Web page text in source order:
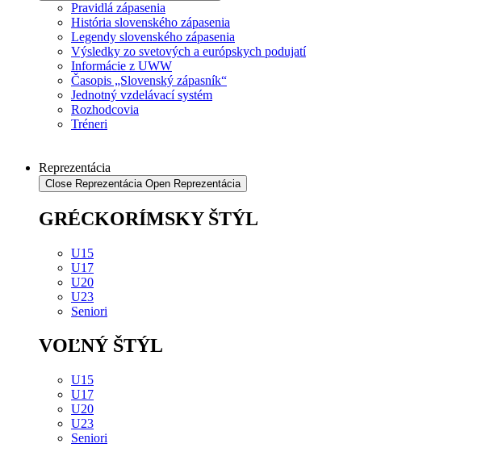
Pravidlá zápasenia
História slovenského zápasenia
Legendy slovenského zápasenia
Výsledky zo svetových a európskych podujatí
Informácie z UWW
Časopis „Slovenský zápasník“
Jednotný vzdelávací systém
Rozhodcovia
Tréneri
Reprezentácia
Close Reprezentácia Open Reprezentácia
GRÉCKORÍMSKY ŠTÝL
U15
U17
U20
U23
Seniori
VOĽNÝ ŠTÝL
U15
U17
U20
U23
Seniori